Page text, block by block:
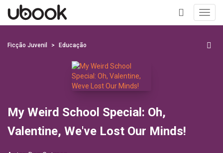
+
Ficção Juvenil Educação
My Weird School Special: Oh,
Valentine, We've Lost Our Minds!